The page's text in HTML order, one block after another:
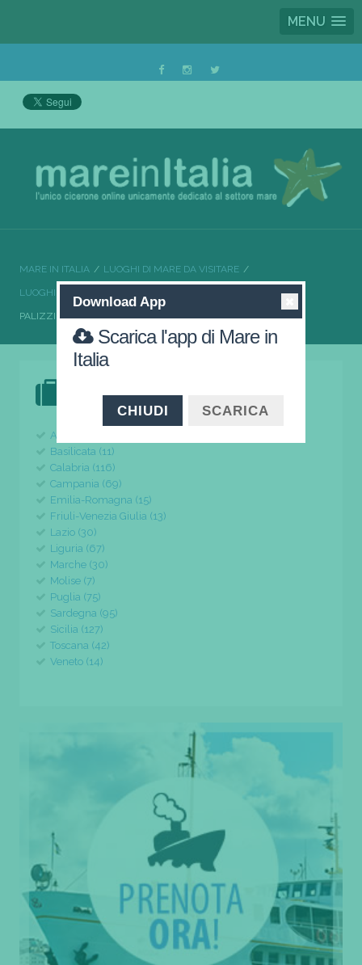
MENU
MARE IN ITALIA LUOGHI DI MARE DA VISITARE
LUOGHI DI MARE DA VISITARE CALABRIA
PALIZZI IL RELAX A PORTATA DI MANO
Abruzzo (24)
Basilicata (11)
Calabria (116)
Campania (69)
Emilia-Romagna (15)
Friuli-Venezia Giulia (13)
Lazio (30)
Liguria (67)
Marche (30)
Molise (7)
Puglia (75)
Sardegna (95)
Sicilia (127)
Toscana (42)
Veneto (14)
Download App
Scarica l'app di Mare in
Italia
CHIUDI SCARICA